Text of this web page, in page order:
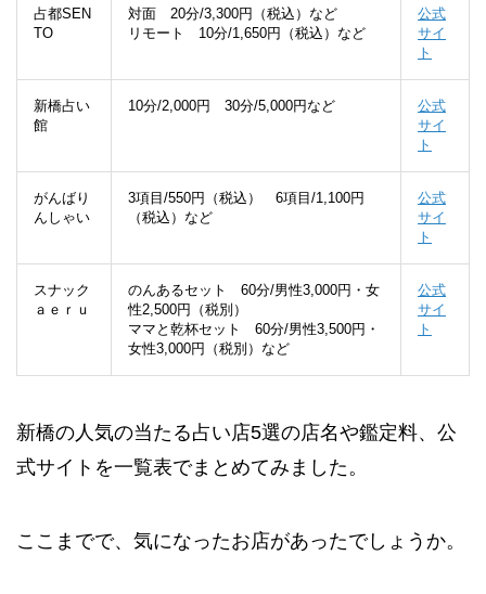
占都SEN
TO
対面 20分/3,300円（税込）など
リモート 10分/1,650円（税込）など
公式
サイ
ト
新橋占い
館
10分/2,000円 30分/5,000円など
公式
サイ
ト
がんばり
んしゃい
3項目/550円（税込） 6項目/1,100円
（税込）など
公式
サイ
ト
スナック
ａｅｒｕ
のんあるセット 60分/男性3,000円・女
性2,500円（税別）
ママと乾杯セット 60分/男性3,500円・
女性3,000円（税別）など
公式
サイ
ト
新橋の人気の当たる占い店5選の店名や鑑定料、公
式サイトを一覧表でまとめてみました。
ここまでで、気になったお店があったでしょうか。